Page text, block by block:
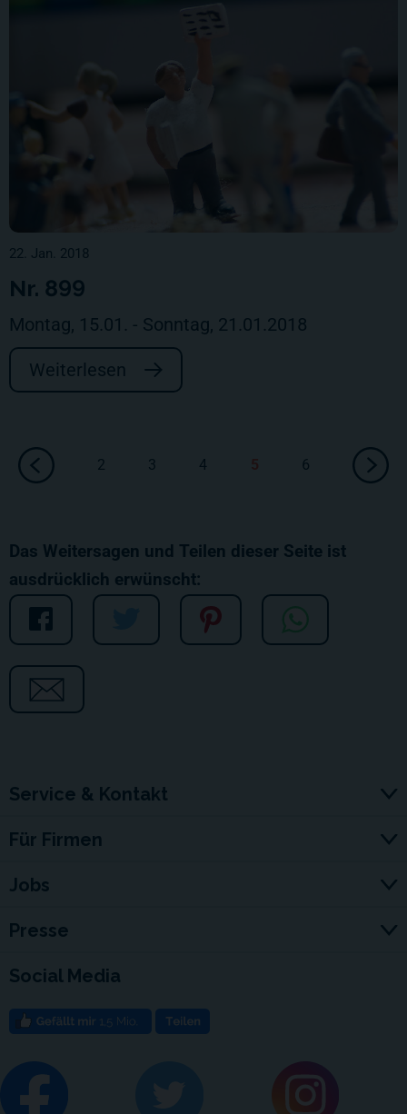
22. Jan. 2018
Nr. 899
Montag, 15.01. - Sonntag, 21.01.2018
Weiterlesen
2 3 4 6
Das Weitersagen und Teilen dieser Seite ist
ausdrücklich erwünscht:
Service & Kontakt
Für Firmen
Jobs
Presse
Social Media